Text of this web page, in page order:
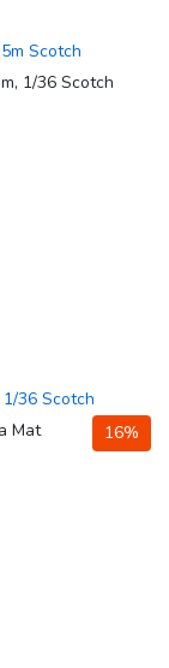
Scotch
36 Scotch
16%